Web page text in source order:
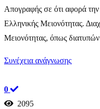
Απογραφής σε ότι αφορά
Ελληνικής Μειονότητας.
Μειονότητας, όπως
Συνέχεια ανάγνωσης
0
2095